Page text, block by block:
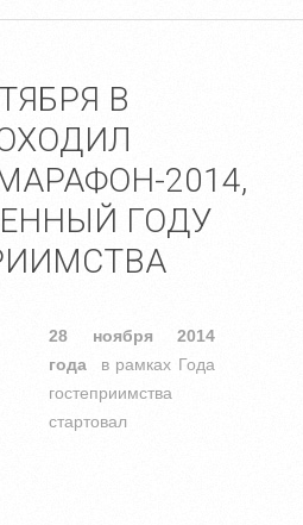
В
2014,
ГОДУ
28 ноября 2014
года
в рамках Года
гостеприимства
стартовал